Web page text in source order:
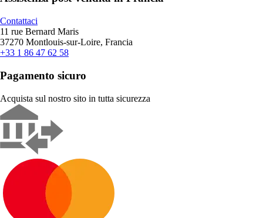
Contattaci
11 rue Bernard Maris
37270 Montlouis-sur-Loire, Francia
+33 1 86 47 62 58
Pagamento sicuro
Acquista sul nostro sito in tutta sicurezza